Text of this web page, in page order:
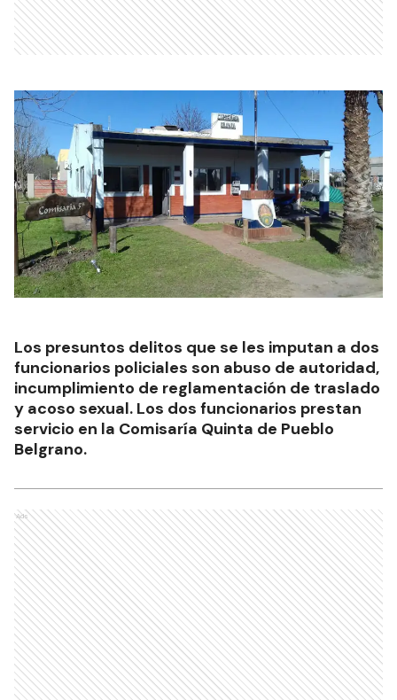
Los presuntos delitos que se les imputan a dos
funcionarios policiales son abuso de autoridad,
incumplimiento de reglamentación de traslado
y acoso sexual. Los dos funcionarios prestan
servicio en la Comisaría Quinta de Pueblo
Belgrano.
Ads